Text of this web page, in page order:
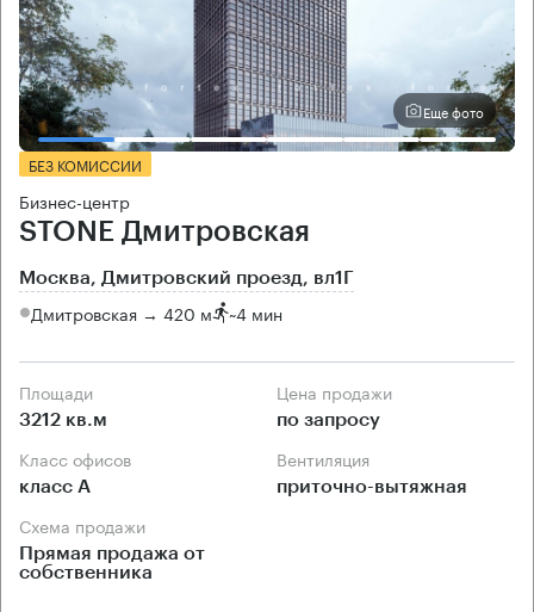
Еще фото
БЕЗ КОМИССИИ
Бизнес-центр
STONE Дмитровская
Москва, Дмитровский проезд, вл1Г
Дмитровская → 420 м ~4 мин
Площади
3212 кв.м
Цена продажи
по запросу
Класс офисов
класс А
Вентиляция
приточно-вытяжная
Схема продажи
Прямая продажа от
собственника